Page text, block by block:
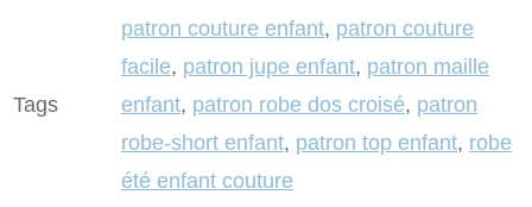
Tags
patron couture enfant, patron couture
facile, patron jupe enfant, patron maille
enfant, patron robe dos croisé, patron
robe-short enfant, patron top enfant, robe
été enfant couture